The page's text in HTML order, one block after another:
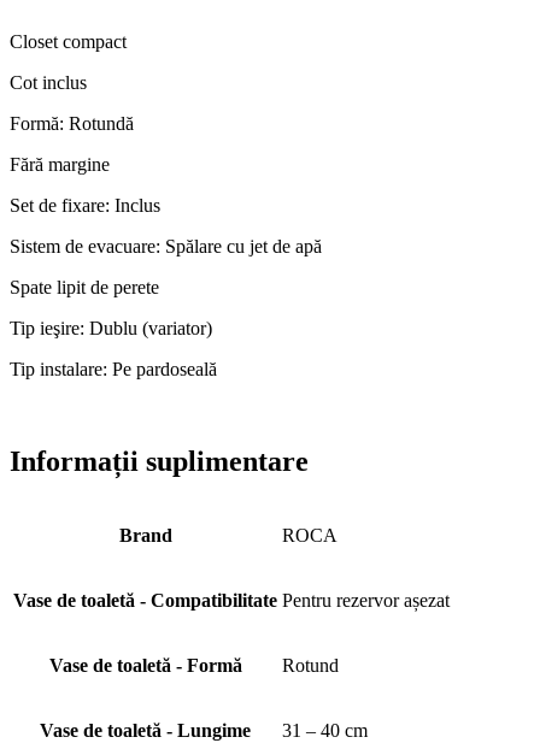
Closet compact
Cot inclus
Formă: Rotundă
Fără margine
Set de fixare: Inclus
Sistem de evacuare: Spălare cu jet de apă
Spate lipit de perete
Tip ieşire: Dublu (variator)
Tip instalare: Pe pardoseală
Informații suplimentare
Brand ROCA
Vase de toaletă - Compatibilitate Pentru rezervor așezat
Vase de toaletă - Formă Rotund
Vase de toaletă - Lungime 31 – 40 cm